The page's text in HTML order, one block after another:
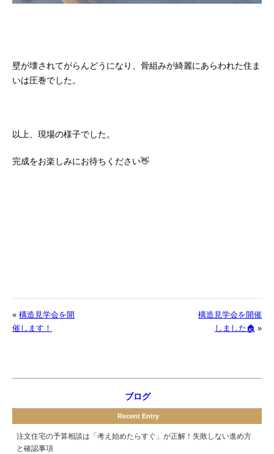
壁が壊されてがらんどうになり、骨組みが綺麗にあらわれた住ま
いは圧巻でした。
以上、現場の様子でした。
完成をお楽しみにお待ちください👋
« 構造見学会を開
催します！
構造見学会を開催
しました🏠 »
ブログ
Recent Entry
注文住宅の予算相談は「考え始めたらすぐ」が正解！失敗しない進め方
と確認事項